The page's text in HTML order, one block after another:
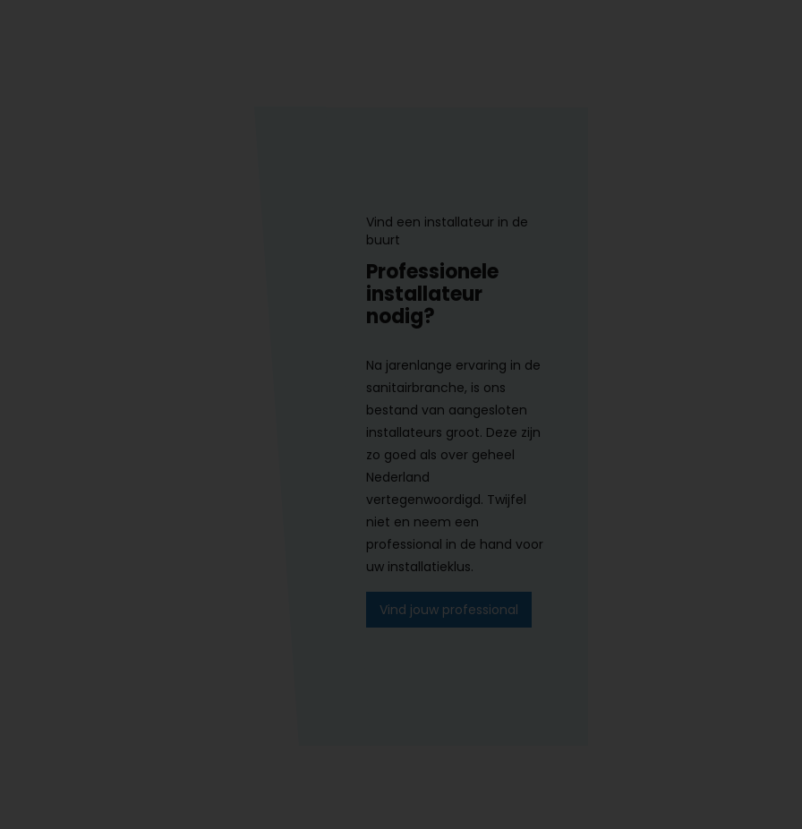
Vind een installateur in de
buurt
Professionele
installateur
nodig?
Na jarenlange ervaring in de
sanitairbranche, is ons
bestand van aangesloten
installateurs groot. Deze zijn
zo goed als over geheel
Nederland
vertegenwoordigd. Twijfel
niet en neem een
professional in de hand voor
uw installatieklus.
Vind jouw professional